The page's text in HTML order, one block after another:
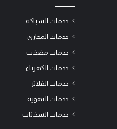
خدمات السباكة
خدمات المجاري
خدمات مضخات
خدمات الكهرباء
خدمات الفلاتر
خدمات التهوية
خدمات السخانات